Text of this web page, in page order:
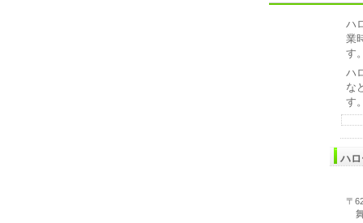
ハ
業
す
ハ
な
す
ハ
〒